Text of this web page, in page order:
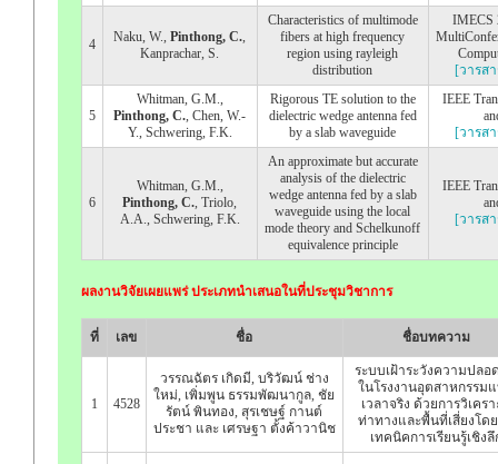
4 Naku, W., Pinthong, C.
Kanprachar, S.
Characteristics of multimode
fibers at high frequency
region using rayleigh
distribution
IMECS
[วารส
5
Whitman, G.M.,
Pinthong, C. , Chen, W.-
Y., Schwering, F.K.
Rigorous TE solution to the
dielectric wedge antenna fed
by a slab waveguide
IEEE
[วารส
6
Whitman, G.M.,
Pinthong, C. , Triolo,
A.A., Schwering, F.K.
An approximate but accurate
analysis of the dielectric
wedge antenna fed by a slab
waveguide using the local
mode theory and Schelkunoff
equivalence principle
IEEE
[วารส
ผลงานวิจัยเผยแพร่ ประเภทนำเสนอในที่ประชุมวิชาการ
ที่ เลข ชื่อ ชื่อบทความ
1 4528
วรรณฉัตร เกิดมี, บริวัฒน์ ช่าง
ใหม่, เพิ่มพูน ธรรมพัฒนากูล, ชัย
รัตน์ พินทอง, สุรเชษฐ์ กานต์
ประชา และ เศรษฐา ตั้งค้าวานิช
ระบบเฝ้าระวังความปลอ
ในโรงงานอุตสาหกรรม
เวลาจริง ด้วยการวิเคร
ท่าทางและพื้นที่เสี่ยงโด
เทคนิคการเรียนรู้เชิงลึ